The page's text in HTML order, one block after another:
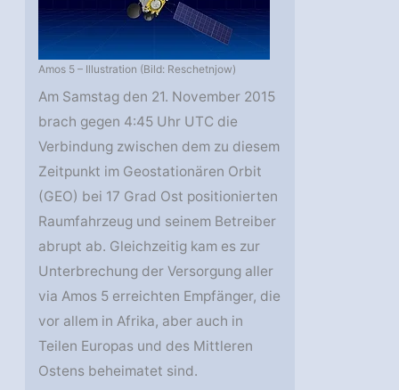
Amos 5 – Illustration (Bild: Reschetnjow)
Am Samstag den 21. November 2015
brach gegen 4:45 Uhr UTC die
Verbindung zwischen dem zu diesem
Zeitpunkt im Geostationären Orbit
(GEO) bei 17 Grad Ost positionierten
Raumfahrzeug und seinem Betreiber
abrupt ab. Gleichzeitig kam es zur
Unterbrechung der Versorgung aller
via Amos 5 erreichten Empfänger, die
vor allem in Afrika, aber auch in
Teilen Europas und des Mittleren
Ostens beheimatet sind.